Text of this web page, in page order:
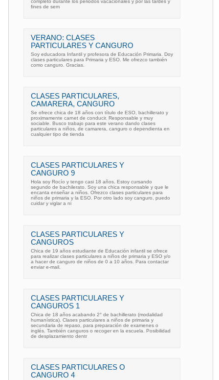
completo durante los periodos vacacionales y por las tardes y
fines de sem
VERANO: CLASES
PARTICULARES Y CANGURO
Soy educadora Infantil y profesora de Educación Primaria. Doy
clases particulares para Primaria y ESO. Me ofrezco también
como canguro. Gracias.
CLASES PARTICULARES,
CAMARERA, CANGURO
Se ofrece chica de 18 años con título de ESO, bachillerato y
proximamente carnet de conducir. Responsable y muy
sociable. Busco trabajo para este verano dando clases
particulares a niños, de camarera, canguro o dependienta en
cualquier tipo de tienda
CLASES PARTICULARES Y
CANGURO 9
Hola soy Rocío y tengo casi 18 años. Estoy cursando
segundo de bachilerato. Soy una chica responsable y que le
encanta enseñar a niños. Ofrezco clases particulares para
niños de primaria y la ESO. Por otro lado soy canguro, puedo
cuidar y viglar a ni
CLASES PARTICULARES Y
CANGUROS
Chica de 19 años estudiante de Educación infantil se ofrece
para realizar clases particulares a niños de primaria y ESO y/o
a hacer de canguro de niños de 0 a 10 años. Para contactar
enviar e-mail.
CLASES PARTICULARES Y
CANGUROS 1
Chica de 18 años acabando 2° de bachillerato (modalidad
humanística). Clases particulares a niños de primaria y
secundaria de repaso, para preparación de examenes o
inglés. También canguros o recoger en la escuela. Posibilidad
de desplazamiento dentr
CLASES PARTICULARES O
CANGURO 4